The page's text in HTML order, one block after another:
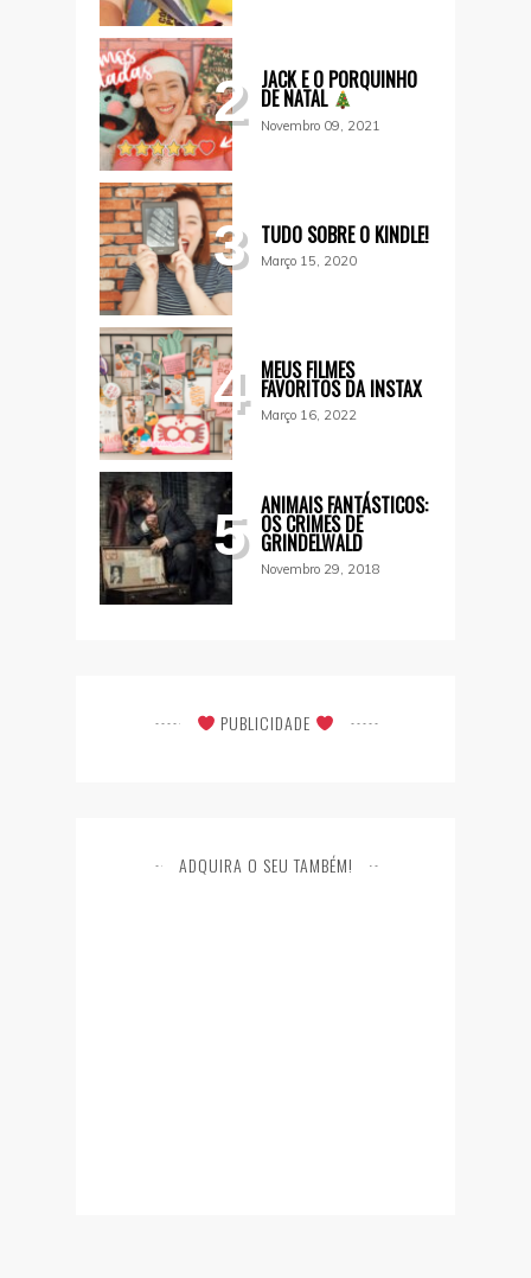
2 JACK E O PORQUINHO
DE NATAL
Novembro 09, 2021
3 TUDO SOBRE O KINDLE!
Março 15, 2020
4 MEUS FILMES
FAVORITOS DA INSTAX
Março 16, 2022
5 ANIMAIS FANTÁSTICOS:
OS CRIMES DE
GRINDELWALD
Novembro 29, 2018
PUBLICIDADE
ADQUIRA O SEU TAMBÉM!